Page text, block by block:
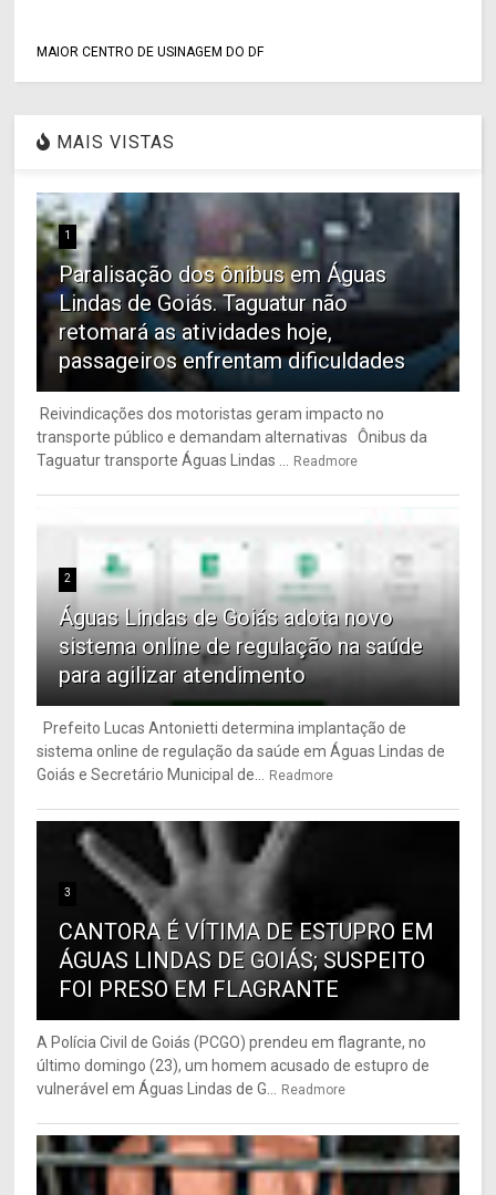
MAIOR CENTRO DE USINAGEM DO DF
MAIS VISTAS
1
Paralisação dos ônibus em Águas
Lindas de Goiás. Taguatur não
retomará as atividades hoje,
passageiros enfrentam dificuldades
Reivindicações dos motoristas geram impacto no
transporte público e demandam alternativas Ônibus da
Taguatur transporte Águas Lindas ... Readmore
2
Águas Lindas de Goiás adota novo
sistema online de regulação na saúde
para agilizar atendimento
Prefeito Lucas Antonietti determina implantação de
sistema online de regulação da saúde em Águas Lindas de
Goiás e Secretário Municipal de... Readmore
3
CANTORA É VÍTIMA DE ESTUPRO EM
ÁGUAS LINDAS DE GOIÁS; SUSPEITO
FOI PRESO EM FLAGRANTE
A Polícia Civil de Goiás (PCGO) prendeu em flagrante, no
último domingo (23), um homem acusado de estupro de
vulnerável em Águas Lindas de G... Readmore